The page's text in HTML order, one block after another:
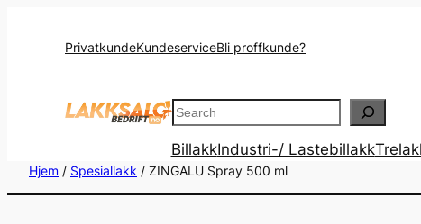
PrivatkundeKundeserviceBli proffkunde?
Search
BillakkIndustri-/ Lastebillakk
Hjem / Spesiallakk / ZINGALU Spray 500 ml